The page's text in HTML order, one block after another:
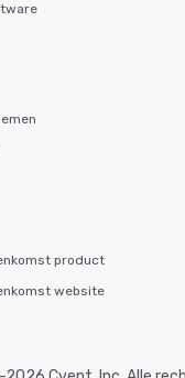
product
website